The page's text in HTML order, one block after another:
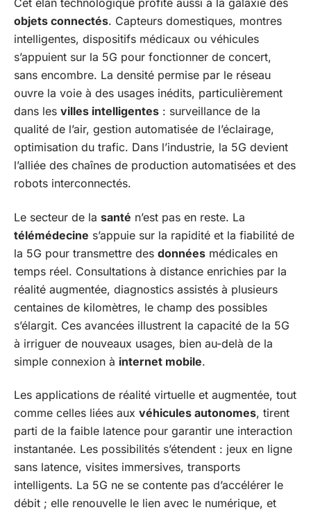
Cet élan technologique profite aussi à la galaxie des
objets connectés. Capteurs domestiques, montres
intelligentes, dispositifs médicaux ou véhicules
s’appuient sur la 5G pour fonctionner de concert,
sans encombre. La densité permise par le réseau
ouvre la voie à des usages inédits, particulièrement
dans les villes intelligentes : surveillance de la
qualité de l’air, gestion automatisée de l’éclairage,
optimisation du trafic. Dans l’industrie, la 5G devient
l’alliée des chaînes de production automatisées et des
robots interconnectés.
Le secteur de la santé n’est pas en reste. La
télémédecine s’appuie sur la rapidité et la fiabilité de
la 5G pour transmettre des données médicales en
temps réel. Consultations à distance enrichies par la
réalité augmentée, diagnostics assistés à plusieurs
centaines de kilomètres, le champ des possibles
s’élargit. Ces avancées illustrent la capacité de la 5G
à irriguer de nouveaux usages, bien au-delà de la
simple connexion à internet mobile.
Les applications de réalité virtuelle et augmentée, tout
comme celles liées aux véhicules autonomes, tirent
parti de la faible latence pour garantir une interaction
instantanée. Les possibilités s’étendent : jeux en ligne
sans latence, visites immersives, transports
intelligents. La 5G ne se contente pas d’accélérer le
débit ; elle renouvelle le lien avec le numérique, et